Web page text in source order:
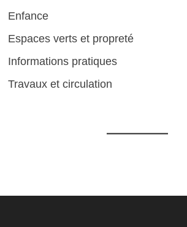
Enfance
Espaces verts et propreté
Informations pratiques
Travaux et circulation